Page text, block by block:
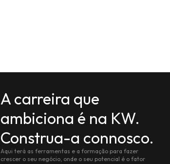
A carreira que
ambiciona é na KW.
Construa-a connosco.
Aqui terá as ferramentas e a formação para fazer
crescer o seu negócio, onde o seu potencial é o fator